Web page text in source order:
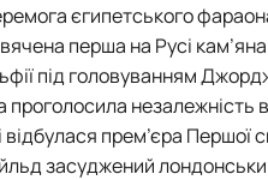
єгипетського
перша на Русі
під головуванням
проголосила незалежність
відбулася прем’єра Першої
засуджений